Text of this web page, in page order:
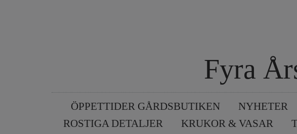
Fyra
ÖPPETTIDER GÅRDSBUTIKEN NYHETER
ROSTIGA DETALJER
KRUKOR & VASAR